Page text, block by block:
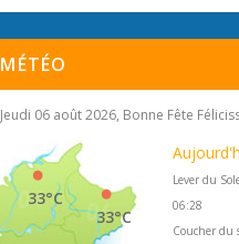
MÉTÉO
Jeudi 06 août 2026, Bonne Fête
33°C
33°C
Lever du
06:28
Coucher du